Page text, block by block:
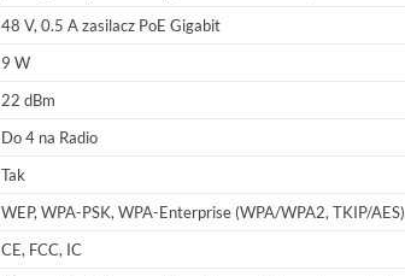
48 V, 0.5 A zasilacz PoE Gigabit
9 W
22 dBm
Do 4 na Radio
Tak
WEP, WPA-PSK, WPA-Enterprise (WPA/WPA2, TKIP/AES)
CE, FCC, IC